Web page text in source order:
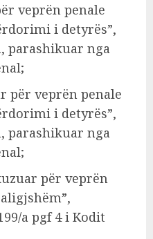
veprën penale
i detyrës”,
parashikuar nga
për veprën penale
i detyrës”,
parashikuar nga
për veprën
a pgf 4 i Kodit